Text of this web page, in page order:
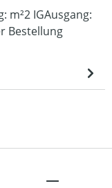
m²2 IGAusgang:
Bestellung